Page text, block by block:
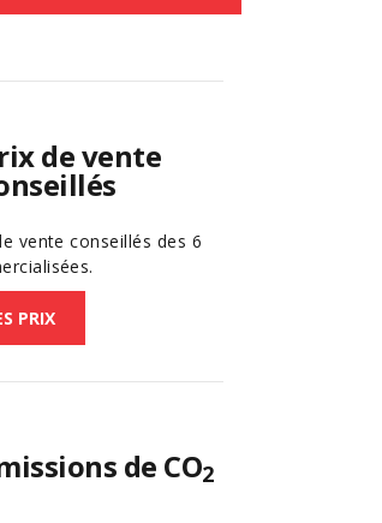
de vente
vente conseillés des 6
PRIX
de CO2